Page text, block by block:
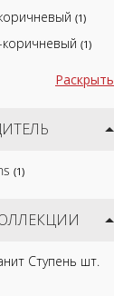
(1)
(1)
Раскрыть
(1)
Ступень шт.